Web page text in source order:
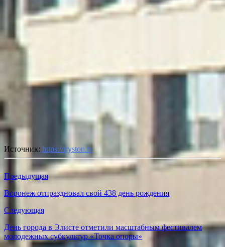
Источник: https://iryston.tv
Предыдущая
Воронеж отпраздновал свой 438 день рождения
Следующая
День города в Элисте отметили масштабным фестивалем
молодежных субкультур «Точка опоры»